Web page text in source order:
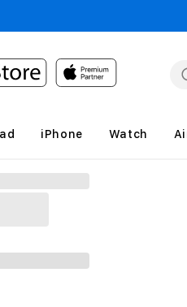
iPhone Watch